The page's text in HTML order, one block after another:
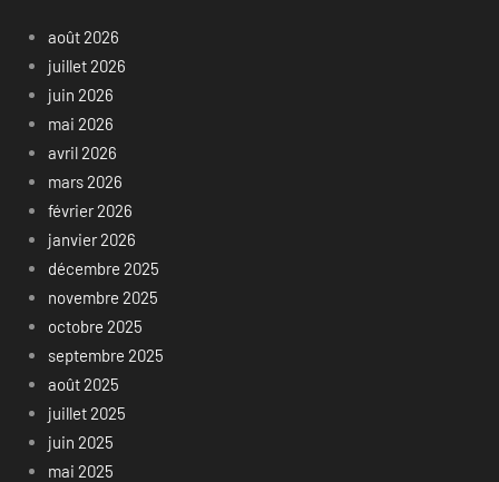
août 2026
juillet 2026
juin 2026
mai 2026
avril 2026
mars 2026
février 2026
janvier 2026
décembre 2025
novembre 2025
octobre 2025
septembre 2025
août 2025
juillet 2025
juin 2025
mai 2025